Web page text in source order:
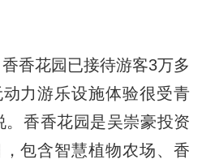
香花园已接待游客3万多
力游乐设施体验很受青
。香香花园是吴崇豪投资
包含智慧植物农场、香